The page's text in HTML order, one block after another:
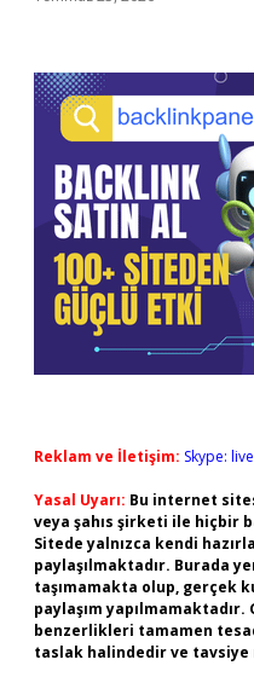
Reklam ve İletişim: Skype:
Yasal Uyarı: Bu internet
veya şahıs şirketi ile hiçbir
Sitede yalnızca kendi
paylaşılmaktadır. Burada
taşımamakta olup, gerçek
paylaşım
benzerlikleri tamamen
taslak halindedir ve tavsiye